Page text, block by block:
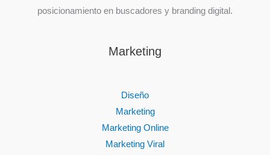
posicionamiento en buscadores y branding digital.
Marketing
Diseño
Marketing
Marketing Online
Marketing Viral